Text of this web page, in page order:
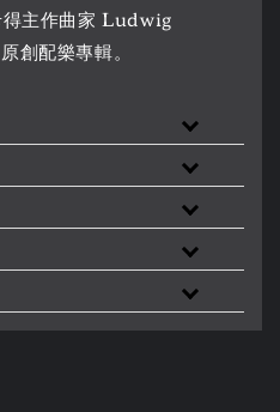
得主作曲家 Ludwig
創配樂專輯。